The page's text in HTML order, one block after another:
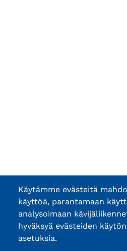
Käytämme evästeitä
käyttöä, parantamaan
analysoimaan
hyväksyä evästeiden
asetuksia.